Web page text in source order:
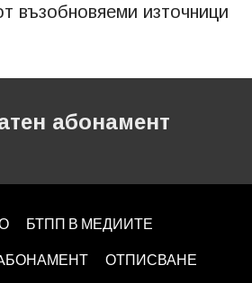
възобновяеми източници
абонамент
БТПП В МЕДИИТЕ
ОТПИСВАНЕ